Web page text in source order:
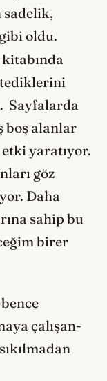
sadelik,
oldu.
kitabında
Sayfalarda
boş alanlar
yaratıyor.
göz
Daha
sahip bu
birer
çalışan-